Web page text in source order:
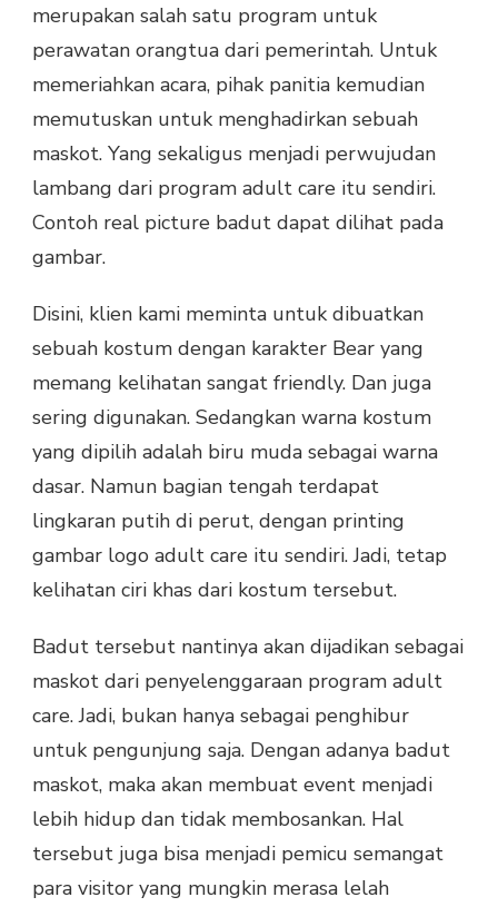
merupakan salah satu program untuk
perawatan orangtua dari pemerintah. Untuk
memeriahkan acara, pihak panitia kemudian
memutuskan untuk menghadirkan sebuah
maskot. Yang sekaligus menjadi perwujudan
lambang dari program adult care itu sendiri.
Contoh real picture badut dapat dilihat pada
gambar.
Disini, klien kami meminta untuk dibuatkan
sebuah kostum dengan karakter Bear yang
memang kelihatan sangat friendly. Dan juga
sering digunakan. Sedangkan warna kostum
yang dipilih adalah biru muda sebagai warna
dasar. Namun bagian tengah terdapat
lingkaran putih di perut, dengan printing
gambar logo adult care itu sendiri. Jadi, tetap
kelihatan ciri khas dari kostum tersebut.
Badut tersebut nantinya akan dijadikan sebagai
maskot dari penyelenggaraan program adult
care. Jadi, bukan hanya sebagai penghibur
untuk pengunjung saja. Dengan adanya badut
maskot, maka akan membuat event menjadi
lebih hidup dan tidak membosankan. Hal
tersebut juga bisa menjadi pemicu semangat
para visitor yang mungkin merasa lelah